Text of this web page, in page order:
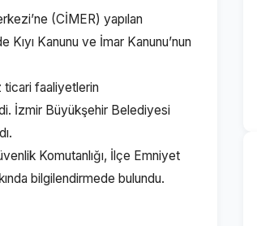
(CİMER) yapılan
Kıyı Kanunu ve İmar Kanunu’nun
ticari faaliyetlerin
İzmir Büyükşehir Belediyesi
Komutanlığı, İlçe Emniyet
bilgilendirmede bulundu.